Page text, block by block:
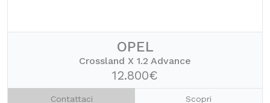
OPEL
Crossland X 1.2 Advance
12.800€
Contattaci Scopri